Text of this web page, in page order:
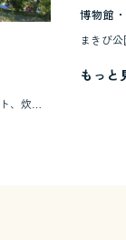
博物館
もっと